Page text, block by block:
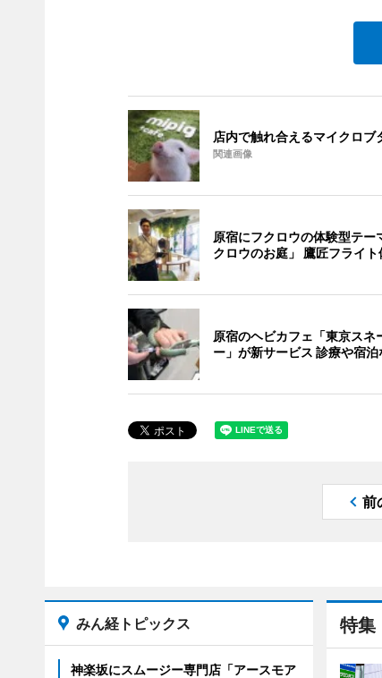
店内で触れ合えるマイクロブ
関連画像
原宿にフクロウの体験型テー
クロウのお庭」 鷹匠フライト
原宿のヘビカフェ「東京スネ
ー」が新サービス 診療や宿泊
前
特集
みん経トピックス
神楽坂にスムージー専門店「アースモア